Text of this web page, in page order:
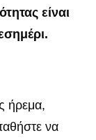
είναι
ήρεμα,
να